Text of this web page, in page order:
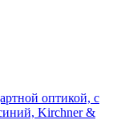
оптикой, с
Kirchner &